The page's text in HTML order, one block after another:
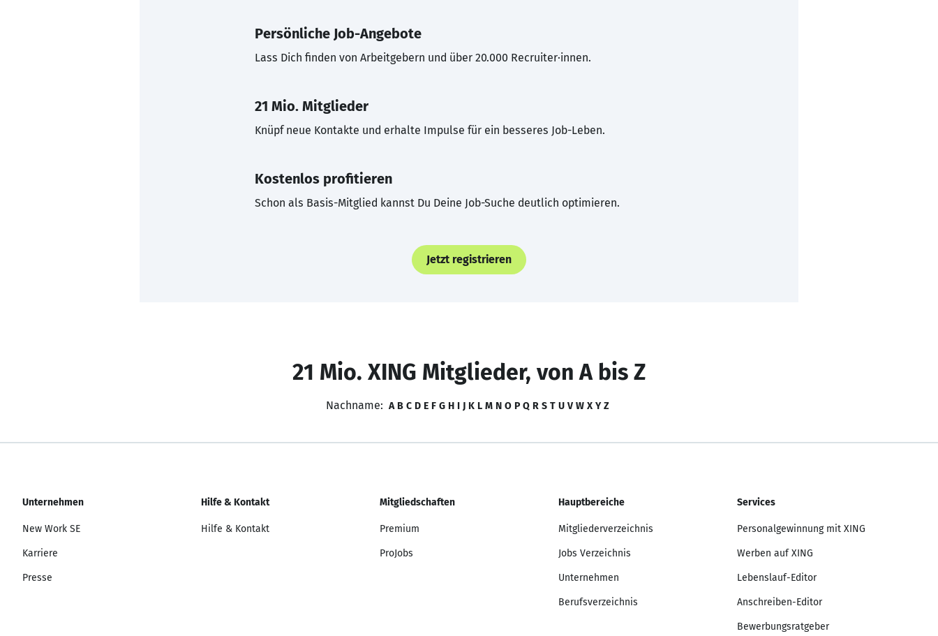
Persönliche Job-Angebote
Lass Dich finden von Arbeitgebern und über 20.000 Recruiter·innen.
21 Mio. Mitglieder
Knüpf neue Kontakte und erhalte Impulse für ein besseres Job-Leben.
Kostenlos profitieren
Schon als Basis-Mitglied kannst Du Deine Job-Suche deutlich optimieren.
Jetzt registrieren
21 Mio. XING Mitglieder, von A bis Z
Nachname: A B C D E F G H I J K L M N O P Q R S T U V W X Y Z
Unternehmen
New Work SE
Karriere
Presse
Hilfe & Kontakt
Hilfe & Kontakt
Mitgliedschaften
Premium
ProJobs
Hauptbereiche
Mitgliederverzeichnis
Jobs Verzeichnis
Unternehmen
Berufsverzeichnis
Services
Personalgewinnung mit XING
Werben auf XING
Lebenslauf-Editor
Anschreiben-Editor
Bewerbungsratgeber